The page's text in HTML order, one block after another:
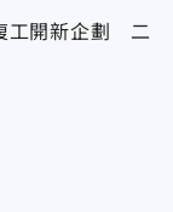
工開新企劃 二